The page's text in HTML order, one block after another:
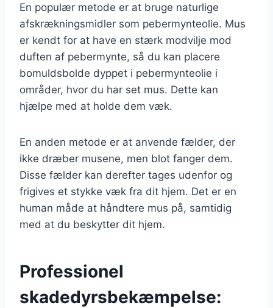
En populær metode er at bruge naturlige
afskrækningsmidler som pebermynteolie. Mus
er kendt for at have en stærk modvilje mod
duften af pebermynte, så du kan placere
bomuldsbolde dyppet i pebermynteolie i
områder, hvor du har set mus. Dette kan
hjælpe med at holde dem væk.
En anden metode er at anvende fælder, der
ikke dræber musene, men blot fanger dem.
Disse fælder kan derefter tages udenfor og
frigives et stykke væk fra dit hjem. Det er en
human måde at håndtere mus på, samtidig
med at du beskytter dit hjem.
Professionel
skadedyrsbekæmpelse: